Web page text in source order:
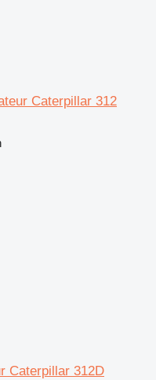
Caterpillar 312
Caterpillar 312D